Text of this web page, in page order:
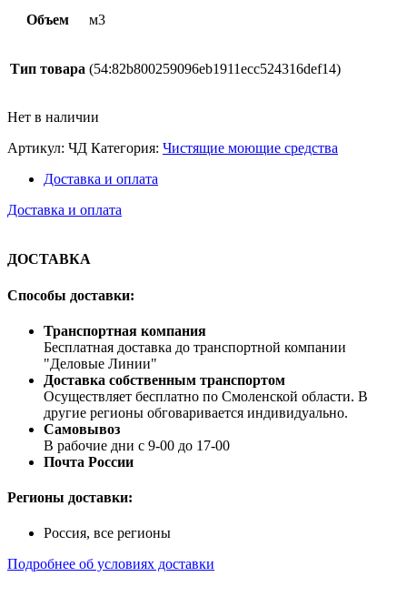
Объем м3
Тип товара (54:82b800259096eb1911ecc524316def14)
Нет в наличии
Артикул: ЧД Категория: Чистящие моющие средства
Доставка и оплата
Доставка и оплата
ДОСТАВКА
Способы доставки:
Транспортная компания
Бесплатная доставка до транспортной компании
"Деловые Линии"
Доставка собственным транспортом
Осуществляет бесплатно по Смоленской области. В
другие регионы обговаривается индивидуально.
Самовывоз
В рабочие дни с 9-00 до 17-00
Почта России
Регионы доставки:
Россия, все регионы
Подробнее об условиях доставки